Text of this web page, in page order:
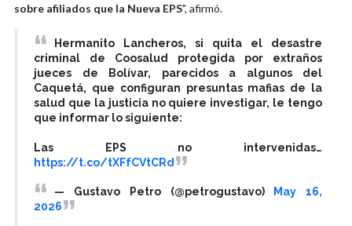
sobre afiliados que la Nueva EPS", afirmó.
Hermanito Lancheros, si quita el desastre
criminal de Coosalud protegida por extraños
jueces de Bolívar, parecidos a algunos del
Caquetá, que configuran presuntas mafias de la
salud que la justicia no quiere investigar, le tengo
que informar lo siguiente:
Las EPS no intervenidas…
https://t.co/tXFfCVtCRd
— Gustavo Petro (@petrogustavo)
May 16,
2026